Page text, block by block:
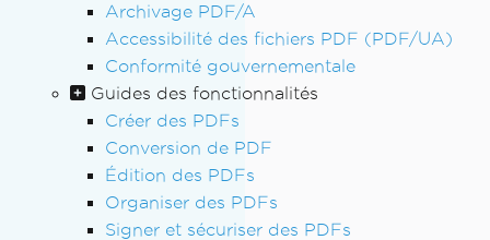
Archivage PDF/A
Accessibilité des fichiers PDF (PDF/UA)
Conformité gouvernementale
Guides des fonctionnalités
Créer des PDFs
Conversion de PDF
Édition des PDFs
Organiser des PDFs
Signer et sécuriser des PDFs